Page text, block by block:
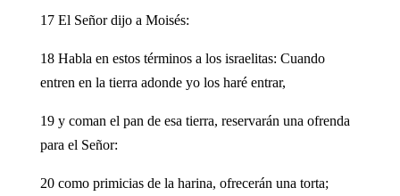
17 El Señor dijo a Moisés:
18 Habla en estos términos a los israelitas: Cuando
entren en la tierra adonde yo los haré entrar,
19 y coman el pan de esa tierra, reservarán una ofrenda
para el Señor:
20 como primicias de la harina, ofrecerán una torta;